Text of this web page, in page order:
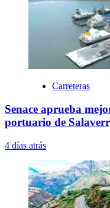
Carreteras
Senace aprueba
portuario de
4 días atrás